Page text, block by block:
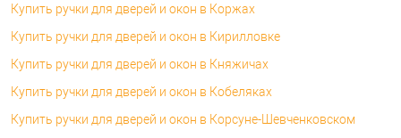
Купить ручки для дверей и окон в Коржах
Купить ручки для дверей и окон в Кирилловке
Купить ручки для дверей и окон в Княжичах
Купить ручки для дверей и окон в Кобеляках
Купить ручки для дверей и окон в Корсуне-Шевченковском